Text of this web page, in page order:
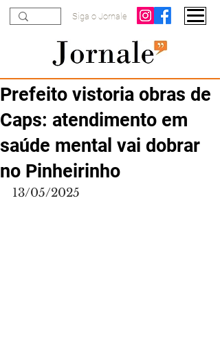
Siga o Jornale
Prefeito vistoria obras de
Caps: atendimento em
saúde mental vai dobrar
no Pinheirinho
13/05/2025